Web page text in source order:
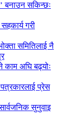
बनाउन सकिन्छः
गरी
समितिलाई नै
काम अघि बढ्योः
प्रेस
सुनुवाइ